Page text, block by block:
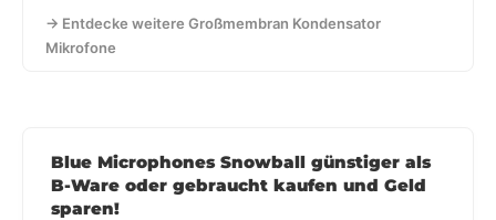
→ Entdecke weitere Großmembran Kondensator
Mikrofone
Blue Microphones Snowball günstiger als
B-Ware oder gebraucht kaufen und Geld
sparen!